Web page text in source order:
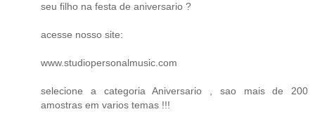
seu filho na festa de aniversario ?
acesse nosso site:
www.studiopersonalmusic.com
selecione a categoria Aniversario , sao mais de 200
amostras em varios temas !!!